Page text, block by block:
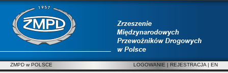
ZMPD w POLSCE LOGOWANIE | REJESTRACJA | EN